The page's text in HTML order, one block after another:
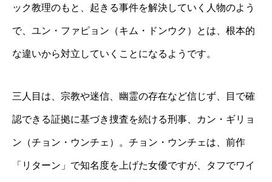
ック教理のもと、起きる事件を解決していく人物のよう
で、ユン・ファピョン（キム・ドンウク）とは、根本的
な違いから対立していくことになるようです。
三人目は、宗教や迷信、幽霊の存在など信じず、目で確
認できる証拠に基づき捜査を続ける刑事、カン・ギリョ
ン（チョン・ウンチェ）。チョン・ウンチェは、前作
「リターン」で知名度を上げた女優ですが、タフでワイ